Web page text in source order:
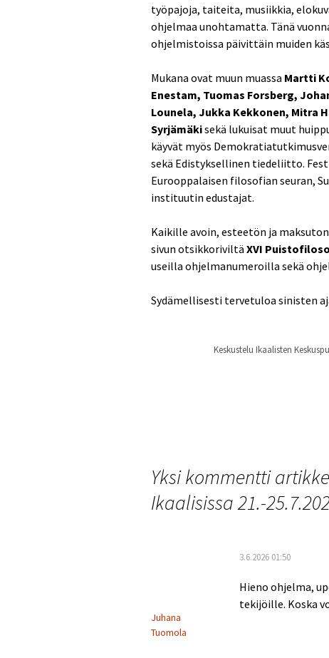
työpajoja, taiteita, musiikkia,
ohjelmaa unohtamatta. Tänä
ohjelmistoissa päivittäin muiden
Mukana ovat muun muassa Martti
Enestam, Tuomas Forsberg,
Lounela, Jukka Kekkonen, Mitra
Syrjämäkisekä lukuisat muut
käyvät myös
sekä Edistyksellinen tiedeliitto.
Eurooppalaisen filosofian seuran,
instituutin edustajat.
Kaikille avoin, esteetön ja
sivun otsikkoriviltä XVI
useilla ohjelmanumeroilla sekä
Sydämellisesti tervetuloa sinisten
Keskustelu Ikaalisten
Yksi kommentti
Ikaalisissa 21.-
Juhana
Tuomola
3.6.2026 01:50
Hieno ohjelma,
tekijöille. Koska